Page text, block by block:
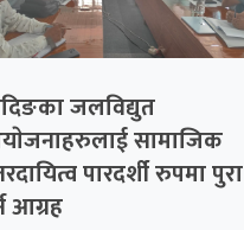
जलविद्युत
सामाजिक
पारदर्शी रुपमा पुरा
आग्रह